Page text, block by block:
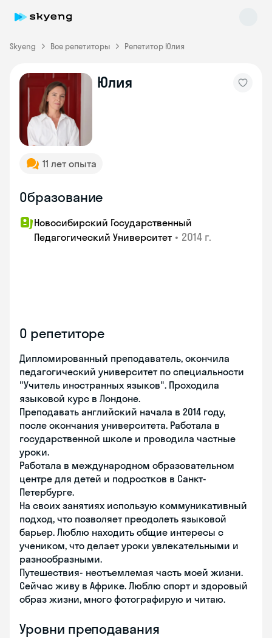
Skyeng Все репетиторы Репетитор Юлия
Юлия
11 лет опыта
Образование
Новосибирский Государственный
Педагогический Университет • 2014 г.
О репетиторе
Дипломированный преподаватель, окончила
педагогический университет по специальности
"Учитель иностранных языков". Проходила
языковой курс в Лондоне.
Преподавать английский начала в 2014 году,
после окончания университета. Работала в
государственной школе и проводила частные
уроки.
Работала в международном образовательном
центре для детей и подростков в Санкт-
Петербурге.
На своих занятиях использую коммуникативный
подход, что позволяет преодолеть языковой
барьер. Люблю находить общие интересы с
учеником, что делает уроки увлекательными и
разнообразными.
Путешествия- неотъемлемая часть моей жизни.
Сейчас живу в Африке. Люблю спорт и здоровый
образ жизни, много фотографирую и читаю.
Уровни преподавания
Skyeng Chat
online